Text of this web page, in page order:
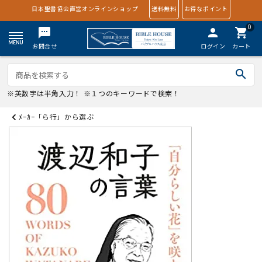
日本聖書協会直営オンラインショップ 送料無料 お得なポイント
textsms
お問合せ
person
ログイン
0
shopping_cart
カート
search
※英数字は半角入力！ ※１つのキーワードで検索！
ﾒｰｶｰ「ら行」から選ぶ